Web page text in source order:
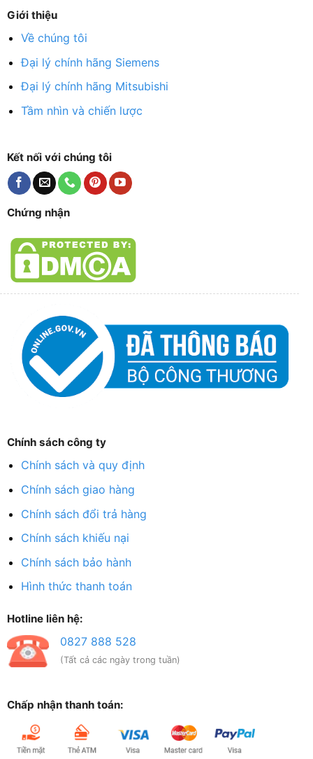
Giới thiệu
Về chúng tôi
Đại lý chính hãng Siemens
Đại lý chính hãng Mitsubishi
Tầm nhìn và chiến lược
Kết nối với chúng tôi
Chứng nhận
Chính sách công ty
Chính sách và quy định
Chính sách giao hàng
Chính sách đổi trả hàng
Chính sách khiếu nại
Chính sách bảo hành
Hình thức thanh toán
Hotline liên hệ:
0827 888 528
(Tất cả các ngày trong tuần)
Chấp nhận thanh toán: